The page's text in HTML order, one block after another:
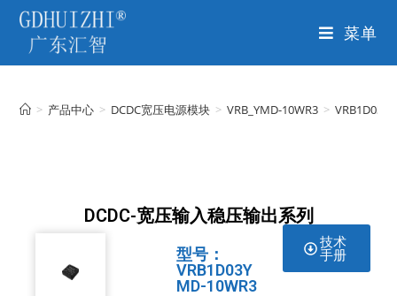
菜单
> 产品中心 > DCDC宽压电源模块 > VRB_YMD-10WR3 >
DCDC-宽压输入稳压输出系列
型号：
VRB1D03Y
MD-10WR3
技术
手册